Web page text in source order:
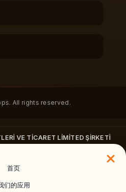
首页
们的应用
All rights reserved.
VE TİCARET LİMİTED ŞİRKETİ
0655